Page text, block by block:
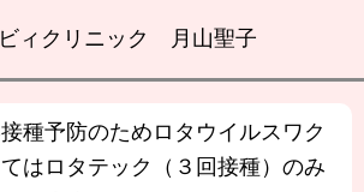
ィクリニック 月山聖子
種予防のためロタウイルスワク
はロタテック（３回接種）のみ